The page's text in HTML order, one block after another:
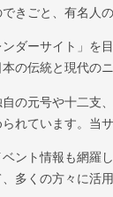
きごと、有名人
ダーサイト」を
の伝統と現代の
の元号や十二支
れています。当
ント情報も網羅
多くの方々に活